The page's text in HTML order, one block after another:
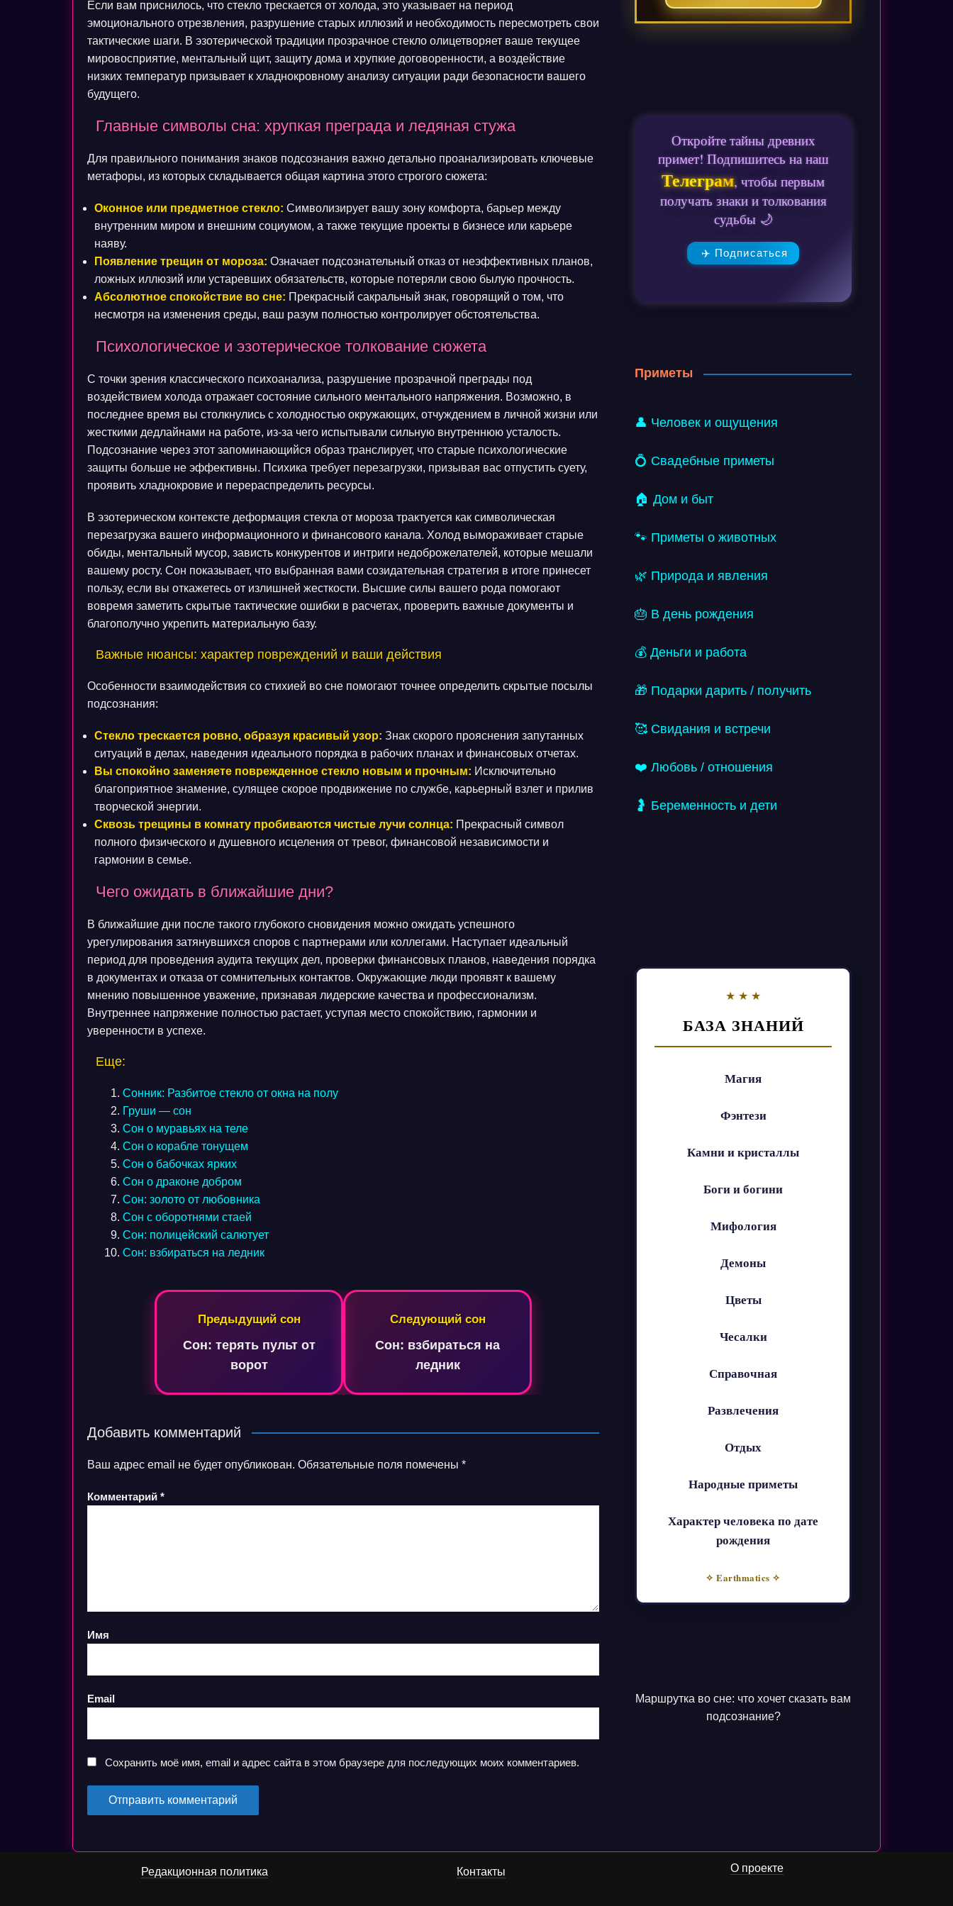
Если вам приснилось, что стекло трескается от холода, это указывает на период
эмоционального отрезвления, разрушение старых иллюзий и необходимость пересмотреть свои
тактические шаги. В эзотерической традиции прозрачное стекло олицетворяет ваше текущее
мировосприятие, ментальный щит, защиту дома и хрупкие договоренности, а воздействие
низких температур призывает к хладнокровному анализу ситуации ради безопасности вашего
будущего.
Главные символы сна: хрупкая преграда и ледяная стужа
Для правильного понимания знаков подсознания важно детально проанализировать ключевые
метафоры, из которых складывается общая картина этого строгого сюжета:
Оконное или предметное стекло: Символизирует вашу зону комфорта, барьер между
внутренним миром и внешним социумом, а также текущие проекты в бизнесе или карьере
наяву.
Появление трещин от мороза: Означает подсознательный отказ от неэффективных планов,
ложных иллюзий или устаревших обязательств, которые потеряли свою былую прочность.
Абсолютное спокойствие во сне: Прекрасный сакральный знак, говорящий о том, что
несмотря на изменения среды, ваш разум полностью контролирует обстоятельства.
Психологическое и эзотерическое толкование сюжета
С точки зрения классического психоанализа, разрушение прозрачной преграды под
воздействием холода отражает состояние сильного ментального напряжения. Возможно, в
последнее время вы столкнулись с холодностью окружающих, отчуждением в личной жизни или
жесткими дедлайнами на работе, из-за чего испытывали сильную внутреннюю усталость.
Подсознание через этот запоминающийся образ транслирует, что старые психологические
защиты больше не эффективны. Психика требует перезагрузки, призывая вас отпустить суету,
проявить хладнокровие и перераспределить ресурсы.
В эзотерическом контексте деформация стекла от мороза трактуется как символическая
перезагрузка вашего информационного и финансового канала. Холод вымораживает старые
обиды, ментальный мусор, зависть конкурентов и интриги недоброжелателей, которые мешали
вашему росту. Сон показывает, что выбранная вами созидательная стратегия в итоге принесет
пользу, если вы откажетесь от излишней жесткости. Высшие силы вашего рода помогают
вовремя заметить скрытые тактические ошибки в расчетах, проверить важные документы и
благополучно укрепить материальную базу.
Важные нюансы: характер повреждений и ваши действия
Особенности взаимодействия со стихией во сне помогают точнее определить скрытые посылы
подсознания:
Стекло трескается ровно, образуя красивый узор: Знак скорого прояснения запутанных
ситуаций в делах, наведения идеального порядка в рабочих планах и финансовых отчетах.
Вы спокойно заменяете поврежденное стекло новым и прочным: Исключительно
благоприятное знамение, сулящее скорое продвижение по службе, карьерный взлет и прилив
творческой энергии.
Сквозь трещины в комнату пробиваются чистые лучи солнца: Прекрасный символ
полного физического и душевного исцеления от тревог, финансовой независимости и
гармонии в семье.
Чего ожидать в ближайшие дни?
В ближайшие дни после такого глубокого сновидения можно ожидать успешного
урегулирования затянувшихся споров с партнерами или коллегами. Наступает идеальный
период для проведения аудита текущих дел, проверки финансовых планов, наведения порядка
в документах и отказа от сомнительных контактов. Окружающие люди проявят к вашему
мнению повышенное уважение, признавая лидерские качества и профессионализм.
Внутреннее напряжение полностью растает, уступая место спокойствию, гармонии и
уверенности в успехе.
Еще:
Сонник: Разбитое стекло от окна на полу
Груши — сон
Сон о муравьях на теле
Сон о корабле тонущем
Сон о бабочках ярких
Сон о драконе добром
Сон: золото от любовника
Сон с оборотнями стаей
Сон: полицейский салютует
Сон: взбираться на ледник
Навигация
Предыдущий сон
Сон: терять пульт от
ворот
Следующий сон
Сон: взбираться на
ледник
Добавить комментарий
Ваш адрес email не будет опубликован. Обязательные поля помечены *
Комментарий *
Имя
Email
Сохранить моё имя, email и адрес сайта в этом браузере для последующих моих комментариев.
Откройте тайны древних
примет! Подпишитесь на наш
Телеграм, чтобы первым
получать знаки и толкования
судьбы 🌙
✈️ Подписаться
Приметы
👤 Человек и ощущения
💍 Свадебные приметы
🏠 Дом и быт
🐾 Приметы о животных
🌿 Природа и явления
🎂 В день рождения
💰 Деньги и работа
🎁 Подарки дарить / получить
🥰 Свидания и встречи
❤️ Любовь / отношения
🤰 Беременность и дети
БАЗА ЗНАНИЙ
Магия
Фэнтези
Камни и кристаллы
Боги и богини
Мифология
Демоны
Цветы
Чесалки
Справочная
Развлечения
Отдых
Народные приметы
Характер человека по дате
рождения
✧ Earthmatics ✧
Маршрутка во сне: что хочет сказать вам
подсознание?
Редакционная политика Контакты О проекте